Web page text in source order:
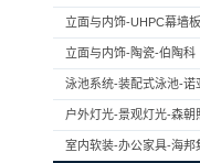
立面与内饰-UHPC幕墙
立面与内饰-陶瓷-伯陶科
泳池系统-装配式泳池-诺
户外灯光-景观灯光-森朝
室内软装-办公家具-海邦